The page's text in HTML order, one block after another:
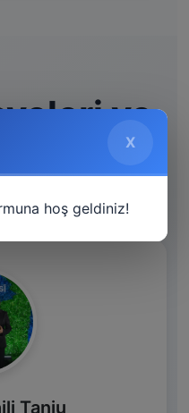
ve
Tanju
X
hoş geldiniz!